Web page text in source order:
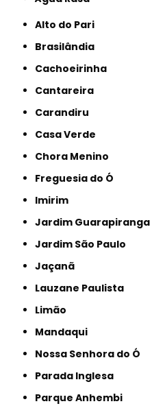
Alto do Pari
Brasilândia
Cachoeirinha
Cantareira
Carandiru
Casa Verde
Chora Menino
Freguesia do Ó
Imirim
Jardim Guarapiranga
Jardim São Paulo
Jaçanã
Lauzane Paulista
Limão
Mandaqui
Nossa Senhora do Ó
Parada Inglesa
Parque Anhembi